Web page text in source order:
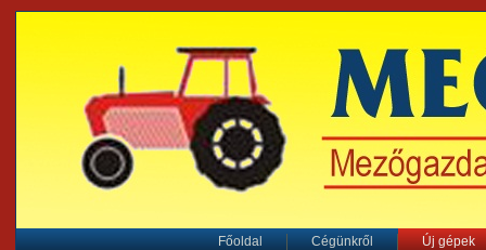
Főoldal Cégünkről Új gépek